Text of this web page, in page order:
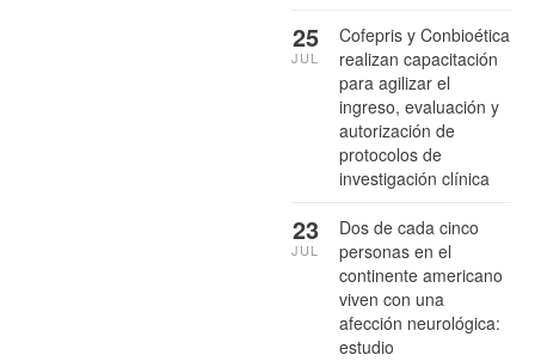
Cofepris y Conbioética
realizan capacitación
para agilizar el
ingreso, evaluación y
autorización de
protocolos de
investigación clínica
25
JUL
Dos de cada cinco
personas en el
continente americano
viven con una
afección neurológica:
estudio
23
JUL